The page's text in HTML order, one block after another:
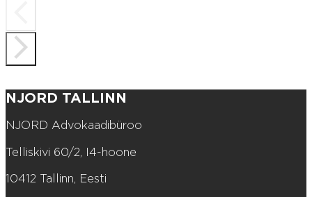
NJORD TALLINN
NJORD Advokaadibüroo
Telliskivi 60/2, I4-hoone
10412 Tallinn, Eesti